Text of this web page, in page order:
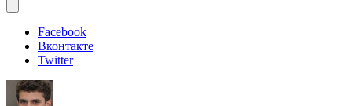
Facebook
Вконтакте
Twitter